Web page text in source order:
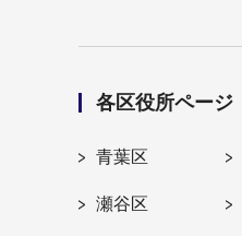
各区役所ページ
青葉区
瀬谷区